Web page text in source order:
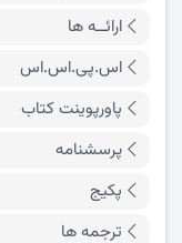
ارائــه ها
اس.پی.اس.اس
پاورپوینت کتاب
پرسشنامه
پکیج
ترجمه ها